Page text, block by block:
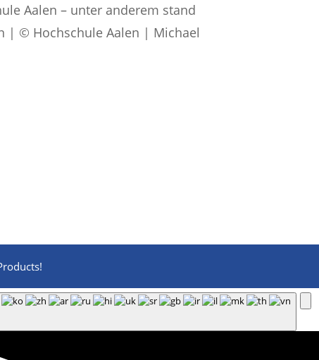
Aalen – unter anderem stand
| © Hochschule Aalen | Michael